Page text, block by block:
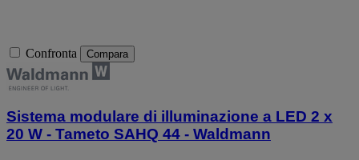
Confronta Compara
Sistema modulare di illuminazione a LED 2 x
20 W - Tameto SAHQ 44 - Waldmann